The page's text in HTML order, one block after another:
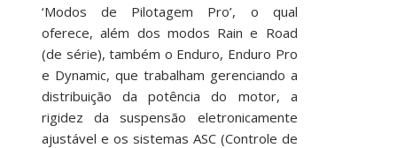
‘Modos de Pilotagem Pro’, o qual
oferece, além dos modos Rain e Road
(de série), também o Enduro, Enduro Pro
e Dynamic, que trabalham gerenciando a
distribuição da potência do motor, a
rigidez da suspensão eletronicamente
ajustável e os sistemas ASC (Controle de